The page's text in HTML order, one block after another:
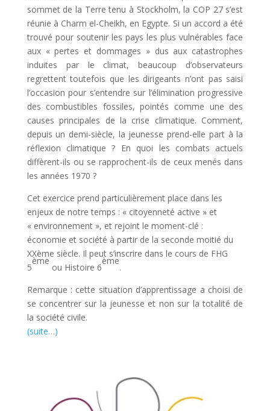
sommet de la Terre tenu à Stockholm, la COP 27 s’est
réunie à Charm el-Cheikh, en Egypte. Si un accord a été
trouvé pour soutenir les pays les plus vulnérables face
aux « pertes et dommages » dus aux catastrophes
induites par le climat, beaucoup d’observateurs
regrettent toutefois que les dirigeants n’ont pas saisi
l’occasion pour s’entendre sur l’élimination progressive
des combustibles fossiles, pointés comme une des
causes principales de la crise climatique. Comment,
depuis un demi-siècle, la jeunesse prend-elle part à la
réflexion climatique ? En quoi les combats actuels
diffèrent-ils ou se rapprochent-ils de ceux menés dans
les années 1970 ?
Cet exercice prend particulièrement place dans les
enjeux de notre temps : « citoyenneté active » et
« environnement », et rejoint le moment-clé :
économie et société à partir de la seconde moitié du
XXème siècle. Il peut s’inscrire dans le cours de FHG
5
ème
ou Histoire 6
ème
.
Remarque : cette situation d’apprentissage a choisi de
se concentrer sur la jeunesse et non sur la totalité de
la société civile.
(suite…)